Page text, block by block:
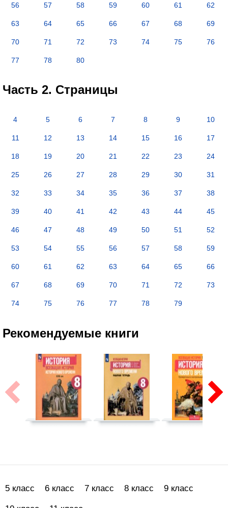
56 57 58 59 60 61 62
63 64 65 66 67 68 69
70 71 72 73 74 75 76
77 78 80
Часть 2. Страницы
4 5 6 7 8 9 10
11 12 13 14 15 16 17
18 19 20 21 22 23 24
25 26 27 28 29 30 31
32 33 34 35 36 37 38
39 40 41 42 43 44 45
46 47 48 49 50 51 52
53 54 55 56 57 58 59
60 61 62 63 64 65 66
67 68 69 70 71 72 73
74 75 76 77 78 79
Рекомендуемые книги
5 класс 6 класс 7 класс 8 класс 9 класс